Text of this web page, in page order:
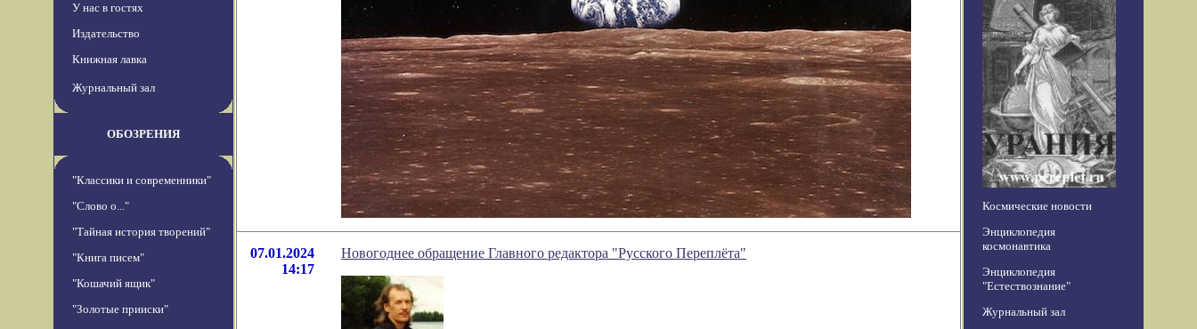
У нас в гостях
Издательство
Книжная лавка
Журнальный зал
ОБОЗРЕНИЯ
"Классики и современники"
"Слово о..."
"Тайная история творений"
"Книга писем"
"Кошачий ящик"
"Золотые прииски"
07.01.2024
14:17
Новогоднее обращение Главного редактора "Русского Переплёта"
Космические новости
Энциклопедия
космонавтика
Энциклопедия
"Естествознание"
Журнальный зал